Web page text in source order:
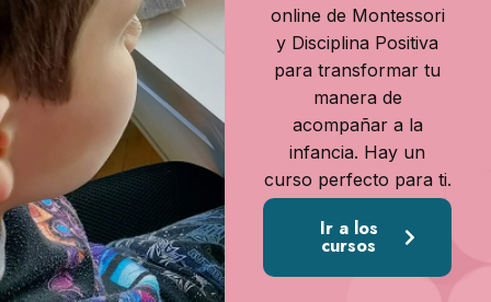
online de Montessori
y Disciplina Positiva
para transformar tu
manera de
acompañar a la
infancia. Hay un
curso perfecto para ti.
Ir a los
cursos